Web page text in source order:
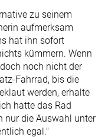
zu seinem
aufmerksam
hat ihn sofort
kümmern. Wenn
noch nicht der
Fahrrad, bis die
werden, erhalte
hatte das Rad
nur die Auswahl unter
egal."